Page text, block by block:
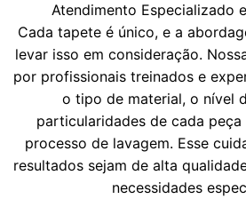
Atendimento Especializado
Cada tapete é único, e a
levar isso em consideração.
por profissionais treinados e
o tipo de material, o nível
particularidades de cada
processo de lavagem. Esse
resultados sejam de alta
necessidades